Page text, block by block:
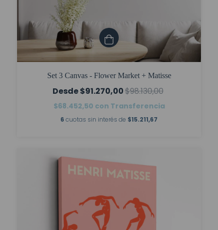
Set 3 Canvas - Flower Market + Matisse
$91.270,00$98.130,00
$68.452,50 con Transferencia
6 cuotas sin interés de $15.211,67